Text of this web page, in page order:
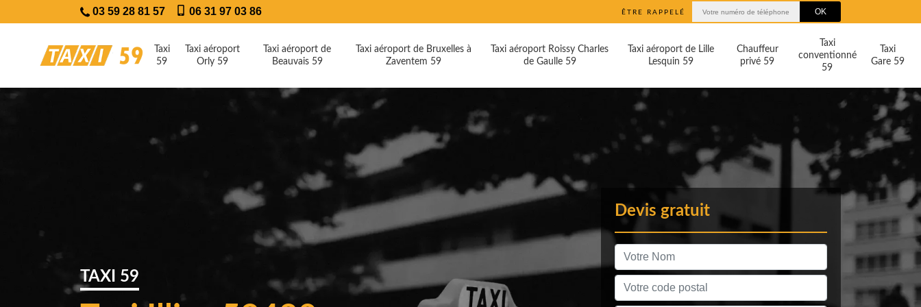
03 59 28 81 57 06 31 97 03 86 ÊTRE RAPPELÉ
Taxi
59
Taxi aéroport
Orly 59
Taxi aéroport de
Beauvais 59
Taxi aéroport de Bruxelles à
Zaventem 59
Taxi aéroport Roissy Charles
de Gaulle 59
Taxi aéroport de Lille
Lesquin 59
Chauffeur
privé 59
Taxi
conventionné
59
Taxi
Gare 59
TAXI 59
Devis gratuit